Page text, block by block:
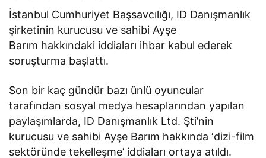
İstanbul Cumhuriyet Başsavcılığı, ID Danışmanlık
şirketinin kurucusu ve sahibi Ayşe
Barım hakkındaki iddiaları ihbar kabul ederek
soruşturma başlattı.
Son bir kaç gündür bazı ünlü oyuncular
tarafından sosyal medya hesaplarından yapılan
paylaşımlarda, ID Danışmanlık Ltd. Şti’nin
kurucusu ve sahibi Ayşe Barım hakkında ‘dizi-film
sektöründe tekelleşme’ iddiaları ortaya atıldı.